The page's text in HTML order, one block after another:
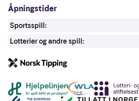
Åpningstider
Sportsspill:
Lotterier og andre spill:
Andre lenker